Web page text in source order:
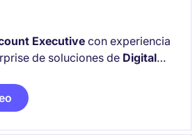
Executivecon experiencia
de soluciones de Digital
LATAM. La persona será
oportunidades